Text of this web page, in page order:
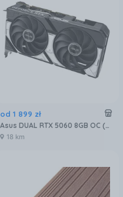
od 1 899 zł
Asus DUAL RTX 5060 8GB OC (90YV0N12M0NA00)
18 km